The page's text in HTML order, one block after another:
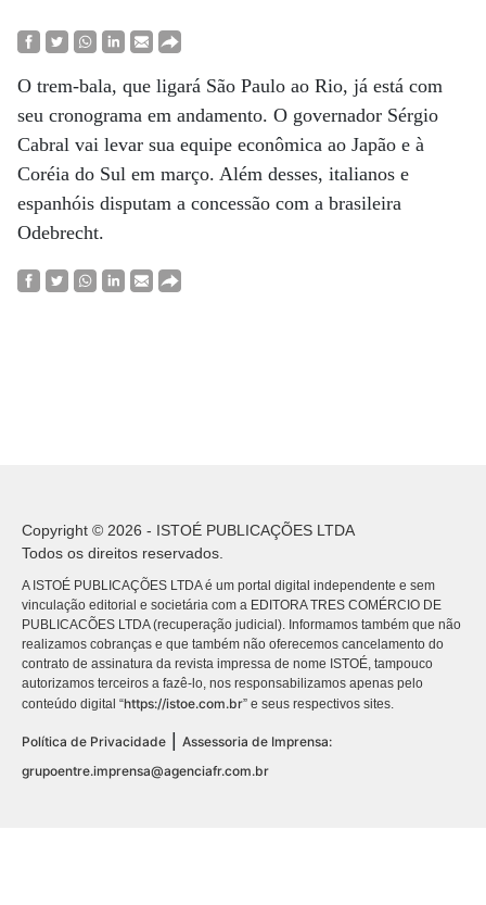
O trem-bala, que ligará São Paulo ao Rio, já está com
seu cronograma em andamento. O governador Sérgio
Cabral vai levar sua equipe econômica ao Japão e à
Coréia do Sul em março. Além desses, italianos e
espanhóis disputam a concessão com a brasileira
Odebrecht.
Copyright © 2026 - ISTOÉ PUBLICAÇÕES LTDA
Todos os direitos reservados.
A ISTOÉ PUBLICAÇÕES LTDA é um portal digital independente e sem
vinculação editorial e societária com a EDITORA TRES COMÉRCIO DE
PUBLICACÕES LTDA (recuperação judicial). Informamos também que não
realizamos cobranças e que também não oferecemos cancelamento do
contrato de assinatura da revista impressa de nome ISTOÉ, tampouco
autorizamos terceiros a fazê-lo, nos responsabilizamos apenas pelo
conteúdo digital “https://istoe.com.br” e seus respectivos sites.
Política de Privacidade
Assessoria de Imprensa:
grupoentre.imprensa@agenciafr.com.br